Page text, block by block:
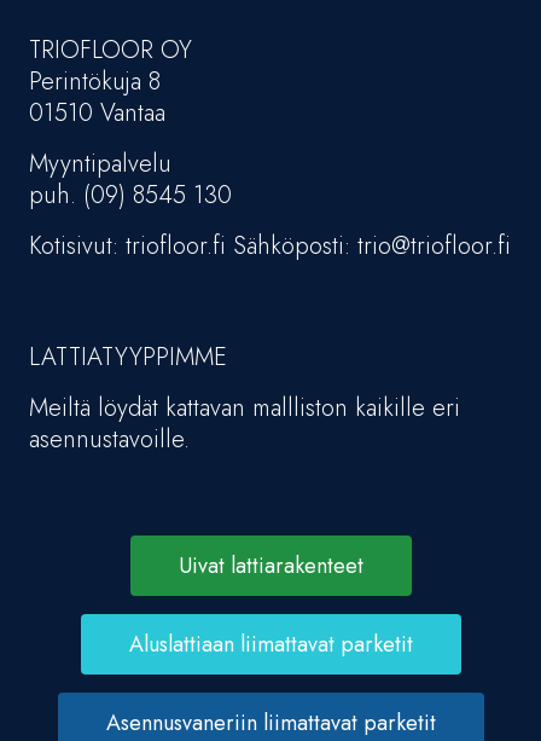
TRIOFLOOR OY
Perintökuja 8
01510 Vantaa
Myyntipalvelu
puh. (09) 8545 130
Kotisivut: triofloor.fi Sähköposti: trio@triofloor.fi
LATTIATYYPPIMME
Meiltä löydät kattavan mallliston kaikille eri
asennustavoille.
Uivat lattiarakenteet
Aluslattiaan liimattavat parketit
Asennusvaneriin liimattavat parketit